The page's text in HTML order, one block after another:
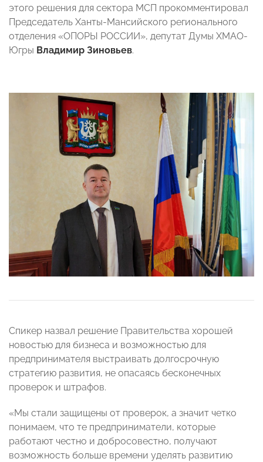
этого решения для сектора МСП прокомментировал
Председатель Ханты-Мансийского регионального
отделения «ОПОРЫ РОССИИ», депутат Думы ХМАО-
Югры Владимир Зиновьев.
Спикер назвал решение Правительства хорошей
новостью для бизнеса и возможностью для
предпринимателя выстраивать долгосрочную
стратегию развития, не опасаясь бесконечных
проверок и штрафов.
«Мы стали защищены от проверок, а значит четко
понимаем, что те предприниматели, которые
работают честно и добросовестно, получают
возможность больше времени уделять развитию